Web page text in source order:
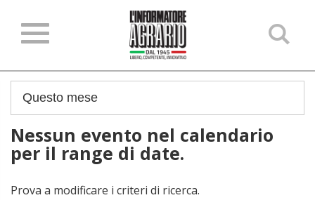
Nessun evento nel calendario
per il range di date.
Prova a modificare i criteri di ricerca.